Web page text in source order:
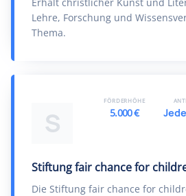
Lehre, Forschung und
Thema.
S
Stiftung fair chance for
Die Stiftung fair chance for
FÖRDERHÖHE
5.000 €